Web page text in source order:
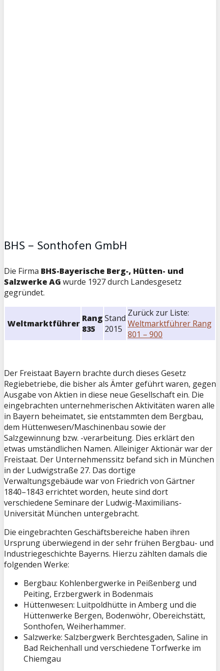
BHS – Sonthofen GmbH
Die Firma BHS-Bayerische Berg-, Hütten- und
Salzwerke AG wurde 1927 durch Landesgesetz
gegründet.
Weltmarktführer Rang
835
Stand
2015
Zurück zur Liste:
Weltmarktführer Rang
801 – 900
Der Freistaat Bayern brachte durch dieses Gesetz
Regiebetriebe, die bisher als Ämter geführt waren, gegen
Ausgabe von Aktien in diese neue Gesellschaft ein. Die
eingebrachten unternehmerischen Aktivitäten waren alle
in Bayern beheimatet, sie entstammten dem Bergbau,
dem Hüttenwesen/Maschinenbau sowie der
Salzgewinnung bzw. -verarbeitung. Dies erklärt den
etwas umständlichen Namen. Alleiniger Aktionär war der
Freistaat. Der Unternehmenssitz befand sich in München
in der Ludwigstraße 27. Das dortige
Verwaltungsgebäude war von Friedrich von Gärtner
1840–1843 errichtet worden, heute sind dort
verschiedene Seminare der Ludwig-Maximilians-
Universität München untergebracht.
Die eingebrachten Geschäftsbereiche haben ihren
Ursprung überwiegend in der sehr frühen Bergbau- und
Industriegeschichte Bayerns. Hierzu zählten damals die
folgenden Werke:
Bergbau: Kohlenbergwerke in Peißenberg und
Peiting, Erzbergwerk in Bodenmais
Hüttenwesen: Luitpoldhütte in Amberg und die
Hüttenwerke Bergen, Bodenwöhr, Obereichstätt,
Sonthofen, Weiherhammer.
Salzwerke: Salzbergwerk Berchtesgaden, Saline in
Bad Reichenhall und verschiedene Torfwerke im
Chiemgau